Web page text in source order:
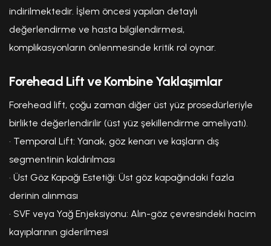
indirilmektedir. İşlem öncesi yapılan detaylı
değerlendirme ve hasta bilgilendirmesi,
komplikasyonların önlenmesinde kritik rol oynar.
Forehead Lift ve Kombine Yaklaşımlar
Forehead lift, çoğu zaman diğer üst yüz prosedürleriyle
birlikte değerlendirilir (üst yüz şekillendirme ameliyatı).
• Temporal Lift: Yanak, göz kenarı ve kaşların dış
segmentinin kaldırılması
• Üst Göz Kapağı Estetiği: Üst göz kapağındaki fazla
derinin alınması
• SVF veya Yağ Enjeksiyonu: Alın-göz çevresindeki hacim
kayıplarının giderilmesi